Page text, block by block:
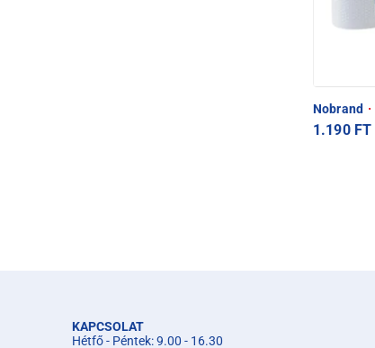
Nobrand ·
1.190 FT
KAPCSOLAT
Hétfő - Péntek: 9.00 - 16.30